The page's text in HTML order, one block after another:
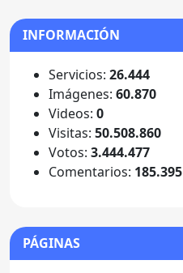
INFORMACIÓN
Servicios: 26.444
Imágenes: 60.870
Videos: 0
Visitas: 50.508.860
Votos: 3.444.477
Comentarios: 185.395
PÁGINAS